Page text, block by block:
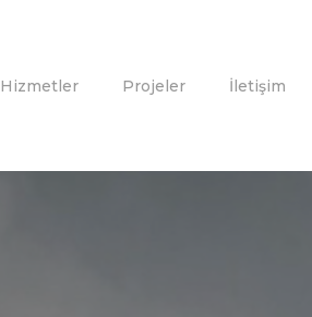
Hizmetler Projeler İletişim